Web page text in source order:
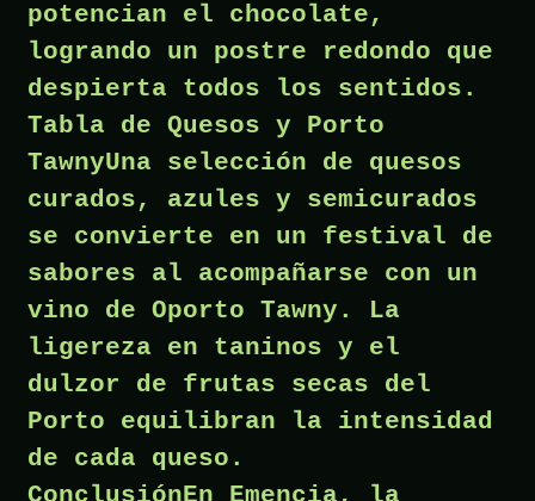
potencian el chocolate,
logrando un postre redondo que
despierta todos los sentidos.
Tabla de Quesos y Porto
TawnyUna selección de quesos
curados, azules y semicurados
se convierte en un festival de
sabores al acompañarse con un
vino de Oporto Tawny. La
ligereza en taninos y el
dulzor de frutas secas del
Porto equilibran la intensidad
de cada queso.